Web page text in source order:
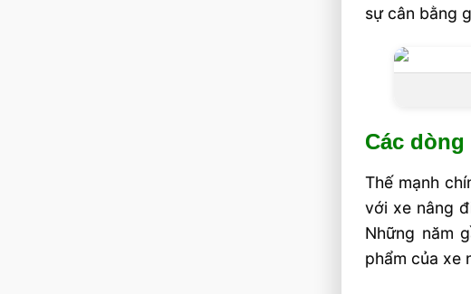
sự cân bằng
Các
Thế mạnh
với xe nâng
Những năm
phẩm của xe